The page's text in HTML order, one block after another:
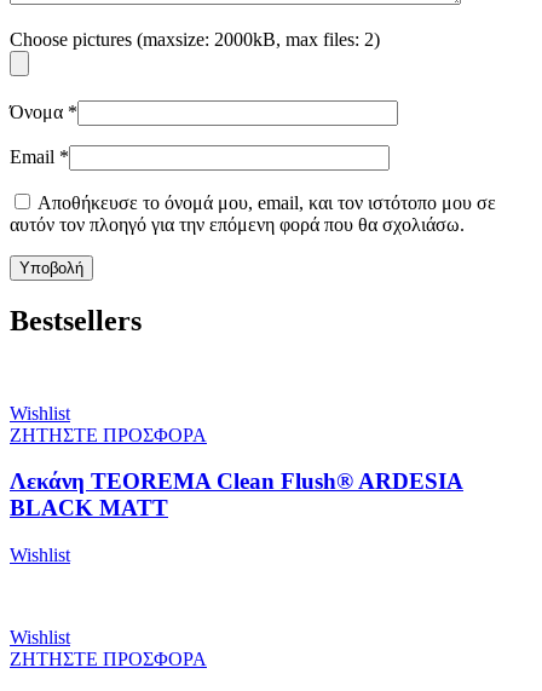
Choose pictures (maxsize: 2000kB, max files: 2)
Όνομα *
Email *
Αποθήκευσε το όνομά μου, email, και τον ιστότοπο μου σε
αυτόν τον πλοηγό για την επόμενη φορά που θα σχολιάσω.
Bestsellers
Wishlist
ΖΗΤΗΣΤΕ ΠΡΟΣΦΟΡΑ
Λεκάνη TEOREMA Clean Flush® ARDESIA
BLACK MATT
Wishlist
Wishlist
ΖΗΤΗΣΤΕ ΠΡΟΣΦΟΡΑ